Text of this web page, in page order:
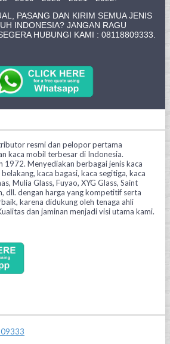
PASANG DAN KIRIM SEMUA JENIS
INDONESIA? JANGAN RAGU
HUBUNGI KAMI : 08118809333.
resmi dan pelopor pertama
kaca mobil terbesar di Indonesia.
1972. Menyediakan berbagai jenis kaca
kaca bagasi, kaca segitiga, kaca
Mulia Glass, Fuyao, XYG Glass, Saint
dll. dengan harga yang kompetitif serta
karena didukung oleh tenaga ahli
dan jaminan menjadi visi utama kami.